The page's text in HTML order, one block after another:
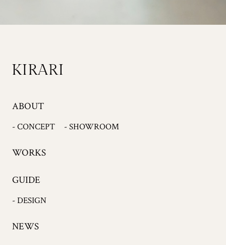
ABOUT
- CONCEPT - SHOWROOM
WORKS
GUIDE
- DESIGN
NEWS